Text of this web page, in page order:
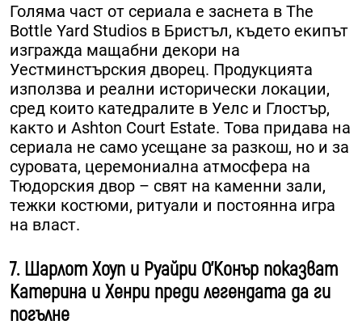
Голяма част от сериала е заснета в The
Bottle Yard Studios в Бристъл, където екипът
изгражда мащабни декори на
Уестминстърския дворец. Продукцията
използва и реални исторически локации,
сред които катедралите в Уелс и Глостър,
както и Ashton Court Estate. Това придава на
сериала не само усещане за разкош, но и за
суровата, церемониална атмосфера на
Тюдорския двор – свят на каменни зали,
тежки костюми, ритуали и постоянна игра
на власт.
7. Шарлот Хоуп и Руайри О’Конър показват
Катерина и Хенри преди легендата да ги
погълне